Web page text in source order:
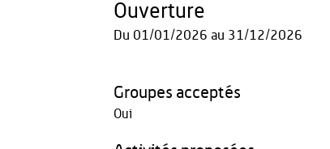
Ouverture
Du 01/01/2026 au 31/12/2026
Groupes acceptés
Oui